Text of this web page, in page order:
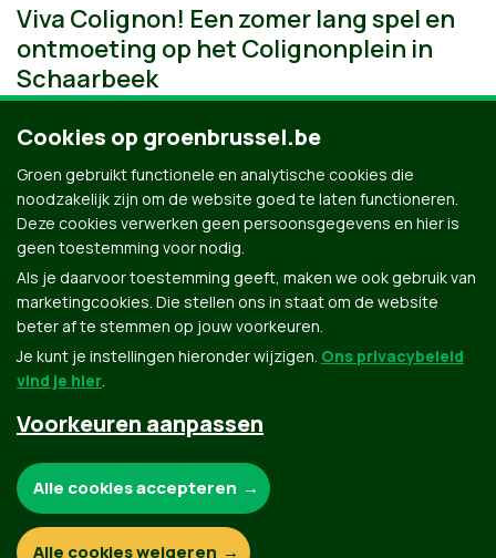
Viva Colignon! Een zomer lang spel en
ontmoeting op het Colignonplein in
Schaarbeek
Groen.be
Contact Privacybeleid
Cookies op groenbrussel.be
Groen gebruikt functionele en analytische cookies die
noodzakelijk zijn om de website goed te laten functioneren.
Deze cookies verwerken geen persoonsgegevens en hier is
geen toestemming voor nodig.
Als je daarvoor toestemming geeft, maken we ook gebruik van
marketingcookies. Die stellen ons in staat om de website
beter af te stemmen op jouw voorkeuren.
Je kunt je instellingen hieronder wijzigen. Ons privacybeleid
vind je hier.
Voorkeuren aanpassen
Functionele en analytische cookies:
Alle cookies accepteren
Alle cookies weigeren